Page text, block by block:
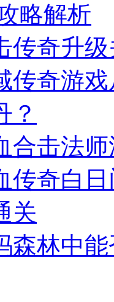
略解析
传奇升
传奇游
？
合击法
传奇白
关
森林中